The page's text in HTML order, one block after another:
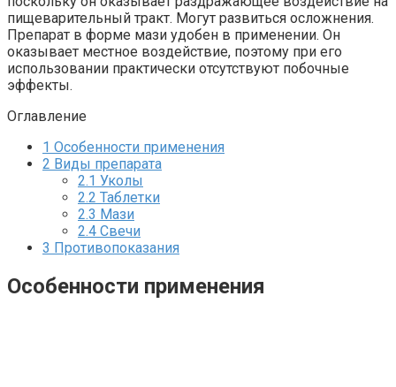
пищеварительный тракт. Могут развиться осложнения.
Препарат в форме мази удобен в применении. Он
оказывает местное воздействие, поэтому при его
использовании практически отсутствуют побочные
эффекты.
Оглавление
1 Особенности применения
2 Виды препарата
2.1 Уколы
2.2 Таблетки
2.3 Мази
2.4 Свечи
3 Противопоказания
Особенности применения